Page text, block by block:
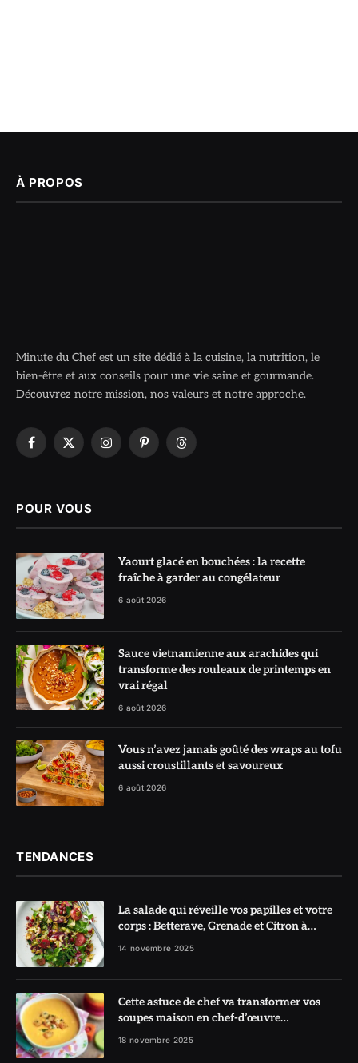
À PROPOS
Minute du Chef est un site dédié à la cuisine, la nutrition, le
bien-être et aux conseils pour une vie saine et gourmande.
Découvrez notre mission, nos valeurs et notre approche.
Facebook
X
InstagramPinterestThreads
POUR VOUS
Yaourt glacé en bouchées : la recette
fraîche à garder au congélateur
6 août 2026
Sauce vietnamienne aux arachides qui
transforme des rouleaux de printemps en
vrai régal
6 août 2026
Vous n’avez jamais goûté des wraps au tofu
aussi croustillants et savoureux
6 août 2026
TENDANCES
La salade qui réveille vos papilles et votre
corps : Betterave, Grenade et Citron à
l’honneur
14 novembre 2025
Cette astuce de chef va transformer vos
soupes maison en chef-d’œuvre
réconfortant
18 novembre 2025